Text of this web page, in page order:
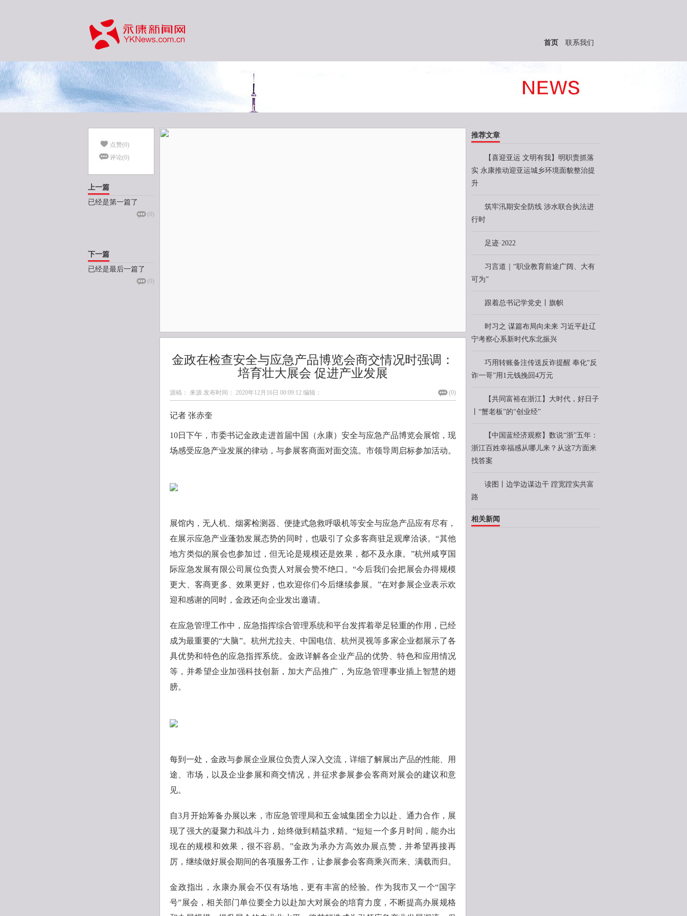
首页 联系我们
点赞(0)
评论(0)
上一篇
已经是第一篇了
(0)
下一篇
已经是最后一篇了
(0)
金政在检查安全与应急产品博览会商交情况时强调：
培育壮大展会 促进产业发展
源稿： 来源 发布时间： 2020年12月16日 00:09:12 编辑： (0)
记者 张赤奎
10日下午，市委书记金政走进首届中国（永康）安全与应急产品博览会展馆，现
场感受应急产业发展的律动，与参展客商面对面交流。市领导周启标参加活动。
展馆内，无人机、烟雾检测器、便捷式急救呼吸机等安全与应急产品应有尽有，
在展示应急产业蓬勃发展态势的同时，也吸引了众多客商驻足观摩洽谈。“其他
地方类似的展会也参加过，但无论是规模还是效果，都不及永康。”杭州咸亨国
际应急发展有限公司展位负责人对展会赞不绝口。“今后我们会把展会办得规模
更大、客商更多、效果更好，也欢迎你们今后继续参展。”在对参展企业表示欢
迎和感谢的同时，金政还向企业发出邀请。
在应急管理工作中，应急指挥综合管理系统和平台发挥着举足轻重的作用，已经
成为最重要的“大脑”。杭州尤拉夫、中国电信、杭州灵视等多家企业都展示了各
具优势和特色的应急指挥系统。金政详解各企业产品的优势、特色和应用情况
等，并希望企业加强科技创新，加大产品推广，为应急管理事业插上智慧的翅
膀。
每到一处，金政与参展企业展位负责人深入交流，详细了解展出产品的性能、用
途、市场，以及企业参展和商交情况，并征求参展参会客商对展会的建议和意
见。
自3月开始筹备办展以来，市应急管理局和五金城集团全力以赴、通力合作，展
现了强大的凝聚力和战斗力，始终做到精益求精。“短短一个多月时间，能办出
现在的规模和效果，很不容易。”金政为承办方高效办展点赞，并希望再接再
厉，继续做好展会期间的各项服务工作，让参展参会客商乘兴而来、满载而归。
金政指出，永康办展会不仅有场地，更有丰富的经验。作为我市又一个“国字
号”展会，相关部门单位要全力以赴加大对展会的培育力度，不断提高办展规格
推荐文章
【喜迎亚运 文明有我】明职责抓落
实 永康推动迎亚运城乡环境面貌整治提
升
筑牢汛期安全防线 涉水联合执法进
行时
足迹·2022
习言道｜“职业教育前途广阔、大有
可为”
跟着总书记学党史丨旗帜
时习之 谋篇布局向未来 习近平赴辽
宁考察心系新时代东北振兴
巧用转账备注传送反诈提醒 奉化“反
诈一哥”用1元钱挽回4万元
【共同富裕在浙江】大时代，好日子
丨“蟹老板”的“创业经”
【中国蓝经济观察】数说“浙”五年：
浙江百姓幸福感从哪儿来？从这7方面来
找答案
读图丨边学边谋边干 蹚宽蹚实共富
路
相关新闻